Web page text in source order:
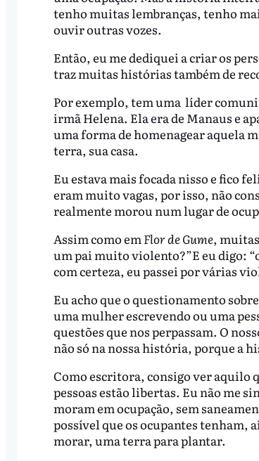
tenho muitas lembranças, tenho
ouvir outras vozes.
Então, eu me dediquei a criar os
traz muitas histórias também de
Por exemplo, tem uma líder
irmã Helena. Ela era de Manaus e
uma forma de homenagear aquela
terra, sua casa.
Eu estava mais focada nisso e fico
eram muito vagas, por isso, não
realmente morou num lugar de
Assim como em Flor de Gume,
um pai muito violento?”E eu digo:
com certeza, eu passei por várias
Eu acho que o questionamento
uma mulher escrevendo ou uma
questões que nos perpassam. O
não só na nossa história, porque a
Como escritora, consigo ver aquilo
pessoas estão libertas. Eu não me
moram em ocupação, sem
possível que os ocupantes tenham,
morar, uma terra para plantar.